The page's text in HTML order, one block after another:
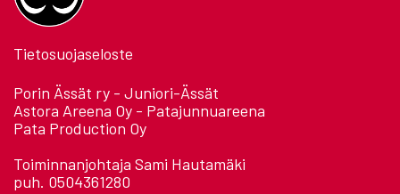
Tietosuojaseloste
Porin Ässät ry - Juniori-Ässät
Astora Areena Oy - Patajunnuareena
Pata Production Oy
Toiminnanjohtaja Sami Hautamäki
puh. 0504361280